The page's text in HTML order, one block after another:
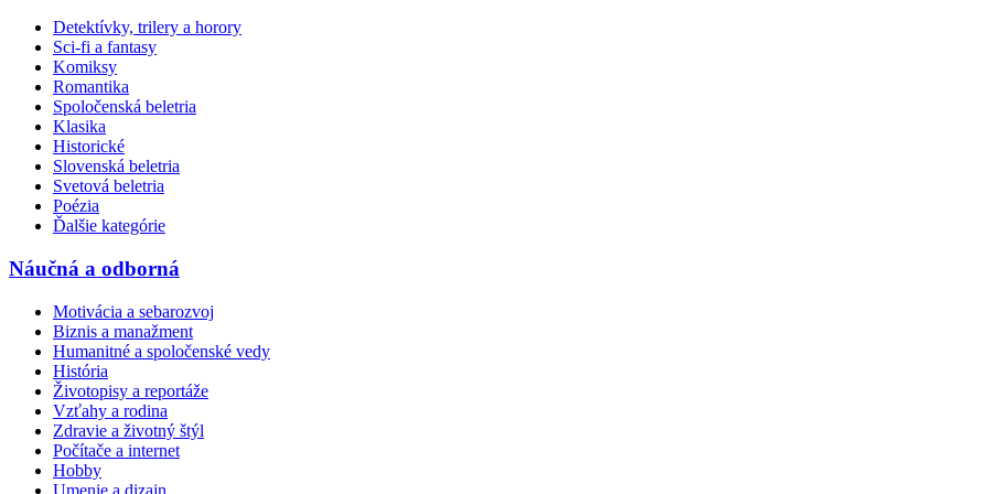
Detektívky, trilery a horory
Sci-fi a fantasy
Komiksy
Romantika
Spoločenská beletria
Klasika
Historické
Slovenská beletria
Svetová beletria
Poézia
Ďalšie kategórie
Náučná a odborná
Motivácia a sebarozvoj
Biznis a manažment
Humanitné a spoločenské vedy
História
Životopisy a reportáže
Vzťahy a rodina
Zdravie a životný štýl
Počítače a internet
Hobby
Umenie a dizajn